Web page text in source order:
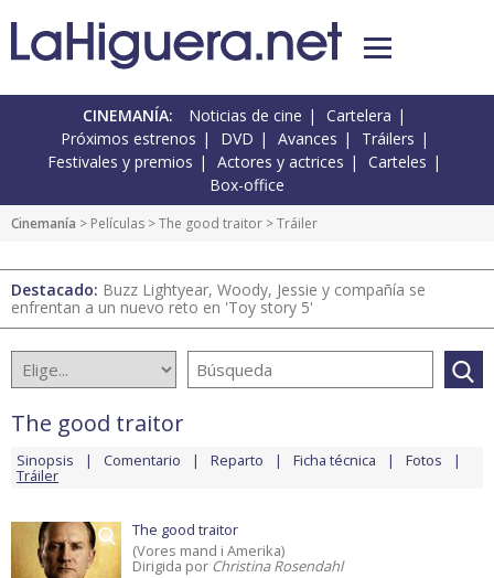
CINEMANÍA: Noticias de cine
Cartelera
Próximos estrenos
DVD Avances
Tráilers
Festivales y premios
Actores y actrices
Carteles
Box-office
Cinemanía > Películas >The good traitor > Tráiler
Destacado: Buzz Lightyear, Woody, Jessie y compañía se
enfrentan a un nuevo reto en 'Toy story 5'
The good traitor
Sinopsis Comentario Reparto Ficha técnica Fotos
Tráiler
The good traitor
(Vores mand i Amerika)
Dirigida por Christina Rosendahl